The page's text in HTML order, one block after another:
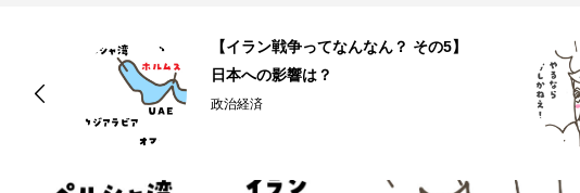
【イラン戦争ってなんなん？ その4】
なぜこのタイミングで？
政治経済